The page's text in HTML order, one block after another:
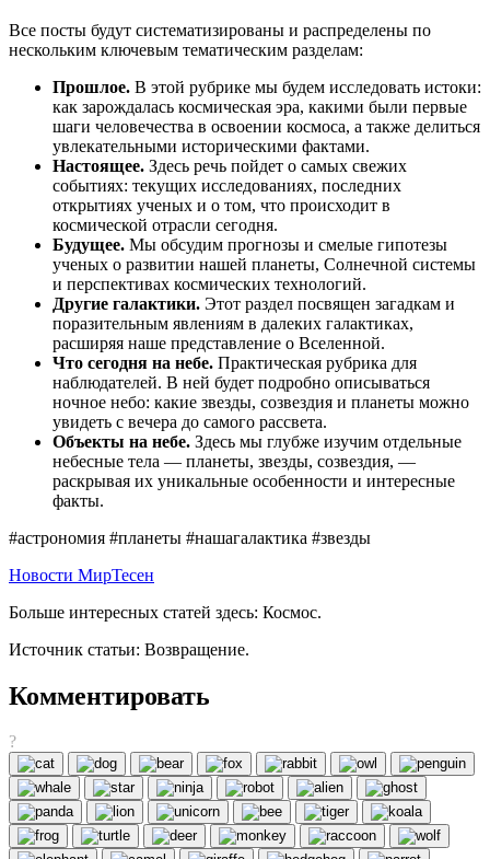
Все посты будут систематизированы и распределены по
нескольким ключевым тематическим разделам:
Прошлое. В этой рубрике мы будем исследовать истоки:
как зарождалась космическая эра, какими были первые
шаги человечества в освоении космоса, а также делиться
увлекательными историческими фактами.
Настоящее. Здесь речь пойдет о самых свежих
событиях: текущих исследованиях, последних
открытиях ученых и о том, что происходит в
космической отрасли сегодня.
Будущее. Мы обсудим прогнозы и смелые гипотезы
ученых о развитии нашей планеты, Солнечной системы
и перспективах космических технологий.
Другие галактики. Этот раздел посвящен загадкам и
поразительным явлениям в далеких галактиках,
расширяя наше представление о Вселенной.
Что сегодня на небе. Практическая рубрика для
наблюдателей. В ней будет подробно описываться
ночное небо: какие звезды, созвездия и планеты можно
увидеть с вечера до самого рассвета.
Объекты на небе. Здесь мы глубже изучим отдельные
небесные тела — планеты, звезды, созвездия, —
раскрывая их уникальные особенности и интересные
факты.
#астрономия #планеты #нашагалактика #звезды
Новости МирТесен
Больше интересных статей здесь: Космос.
Источник статьи: Возвращение.
Комментировать
?